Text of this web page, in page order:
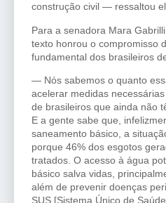
construção civil — ressaltou
Para a senadora Mara
texto honrou o compromisso
fundamental dos brasileiros
— Nós sabemos o quanto
acelerar medidas
de brasileiros que ainda não
E a gente sabe que,
saneamento básico, a
porque 46% dos esgotos
tratados. O acesso à água
básico salva vidas,
além de prevenir doenças
SUS [Sistema Único de